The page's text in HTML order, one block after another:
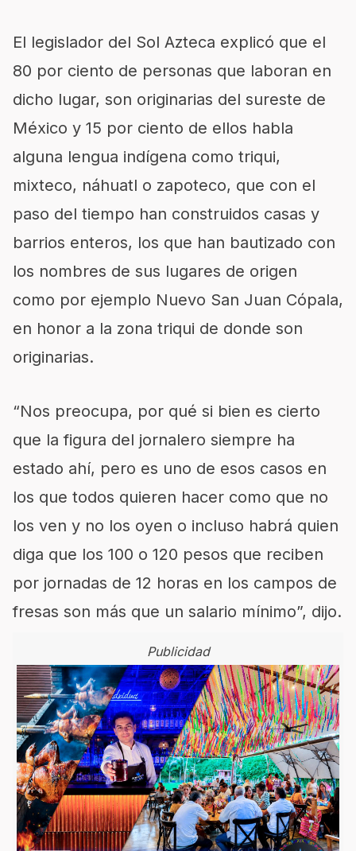
El legislador del Sol Azteca explicó que el
80 por ciento de personas que laboran en
dicho lugar, son originarias del sureste de
México y 15 por ciento de ellos habla
alguna lengua indígena como triqui,
mixteco, náhuatl o zapoteco, que con el
paso del tiempo han construidos casas y
barrios enteros, los que han bautizado con
los nombres de sus lugares de origen
como por ejemplo Nuevo San Juan Cópala,
en honor a la zona triqui de donde son
originarias.
“Nos preocupa, por qué si bien es cierto
que la figura del jornalero siempre ha
estado ahí, pero es uno de esos casos en
los que todos quieren hacer como que no
los ven y no los oyen o incluso habrá quien
diga que los 100 o 120 pesos que reciben
por jornadas de 12 horas en los campos de
fresas son más que un salario mínimo”, dijo.
Publicidad